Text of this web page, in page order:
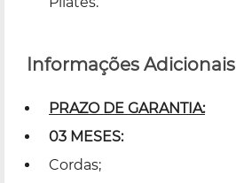
Informações Adicionais
PRAZO DE GARANTIA:
03 MESES:
Cordas;